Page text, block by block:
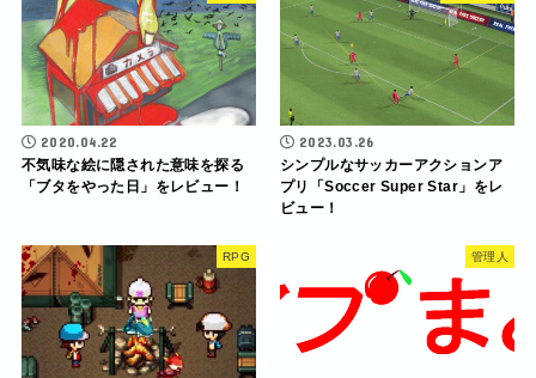
2020.04.22
不気味な絵に隠された意味を探る
「ブタをやった日」をレビュー！
2023.03.26
シンプルなサッカーアクションア
プリ「Soccer Super Star」をレ
ビュー！
RPG 管理人